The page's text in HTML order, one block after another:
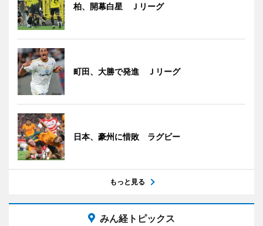
柏、開幕白星 Ｊリーグ
町田、大勝で発進 Ｊリーグ
日本、豪州に惜敗 ラグビー
もっと見る
みん経トピックス